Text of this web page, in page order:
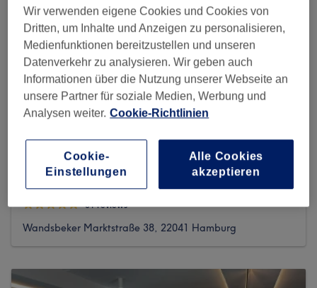
Alfa Friseur Damen & Herren
31 reviews
Wandsbeker Marktstraße 38, 22041 Hamburg
Wir verwenden eigene Cookies und Cookies von
Dritten, um Inhalte und Anzeigen zu personalisieren,
Medienfunktionen bereitzustellen und unseren
Datenverkehr zu analysieren. Wir geben auch
Informationen über die Nutzung unserer Webseite an
unsere Partner für soziale Medien, Werbung und
Analysen weiter. Cookie-Richtlinien
Cookie-
Einstellungen
Alle Cookies
akzeptieren